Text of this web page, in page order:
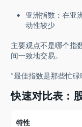
亚洲指数：在亚
动性较少
主要观点不是哪个指
间一致地交易。
“最佳指数是那些忙
快速对比表：
特性